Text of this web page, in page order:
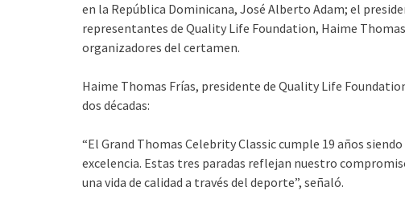
en la República Dominicana, José Alberto Adam; el
representantes de Quality Life Foundation, Haime
organizadores del certamen.
Haime Thomas Frías, presidente de Quality Life
dos décadas:
“El Grand Thomas Celebrity Classic cumple 19 años
excelencia. Estas tres paradas reflejan nuestro
una vida de calidad a través del deporte”, señaló.